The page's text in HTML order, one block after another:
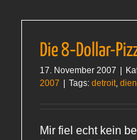
Die 8‑Dollar-
17. November 2007
2007
Tags: detroit,
Mir fiel echt kein